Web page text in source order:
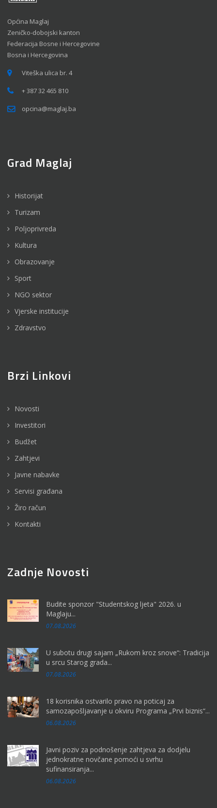
Općina Maglaj
Zeničko-dobojski kanton
Federacija Bosne i Hercegovine
Bosna i Hercegovina
Viteška ulica br. 4
+ 387 32 465 810
opcina@maglaj.ba
Grad Maglaj
Historijat
Turizam
Poljoprivreda
Kultura
Obrazovanje
Sport
NGO sektor
Vjerske institucije
Zdravstvo
Brzi Linkovi
Novosti
Investitori
Budžet
Zahtjevi
Javne nabavke
Servisi građana
Žiro račun
Kontakti
Zadnje Novosti
Budite sponzor "Studentskog ljeta" 2026. u
Maglaju...
07.08.2026
U subotu drugi sajam „Rukom kroz snove“: Tradicija
u srcu Starog grada...
07.08.2026
18 korisnika ostvarilo pravo na poticaj za
samozapošljavanje u okviru Programa „Prvi biznis“...
06.08.2026
Javni poziv za podnošenje zahtjeva za dodjelu
jednokratne novčane pomoći u svrhu
sufinansiranja...
06.08.2026